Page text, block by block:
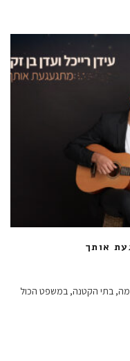
אותך
אותך״. בגיל 4 בחרה סלומה, בתי הקטנה, במשפט הכול